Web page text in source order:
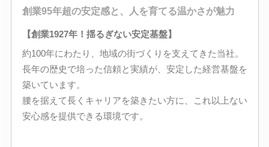
創業95年超の安定感と、人を育てる温かさが魅力
【創業1927年！揺るぎない安定基盤】
約100年にわたり、地域の街づくりを支えてきた当社。
長年の歴史で培った信頼と実績が、安定した経営基盤を
築いています。
腰を据えて長くキャリアを築きたい方に、これ以上ない
安心感を提供できる環境です。